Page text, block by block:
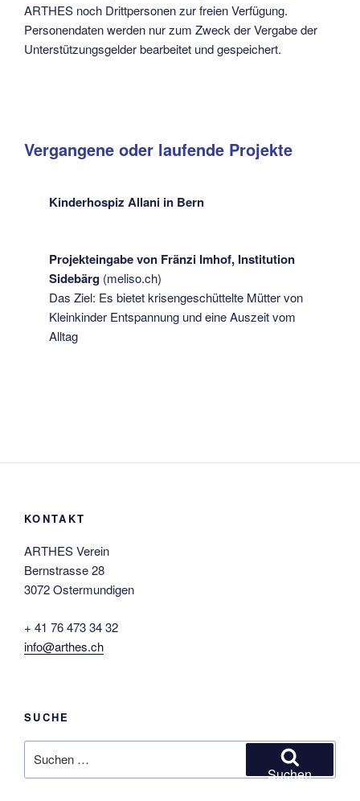
ARTHES noch Drittpersonen zur freien Verfügung.
Personendaten werden nur zum Zweck der Vergabe der
Unterstützungsgelder bearbeitet und gespeichert.
Vergangene oder laufende Projekte
Kinderhospiz Allani in Bern
Projekteingabe von Fränzi Imhof, Institution
Sidebärg (meliso.ch)
Das Ziel: Es bietet krisengeschüttelte Mütter von
Kleinkinder Entspannung und eine Auszeit vom
Alltag
KONTAKT
ARTHES Verein
Bernstrasse 28
3072 Ostermundigen
+ 41 76 473 34 32
info@arthes.ch
SUCHE
nach:
Suchen